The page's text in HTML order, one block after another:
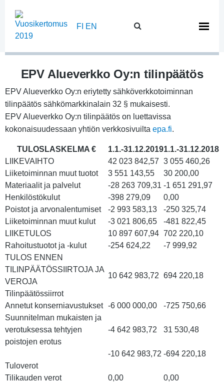
FI EN
EPV Alueverkko Oy:n tilinpäätös
EPV Alueverkko Oy:n eriytetty sähköverkkotoiminnan
tilinpäätös sähkömarkkinalain 32 § mukaisesti.
EPV Alueverkko Oy:n tilinpäätös on luettavissa
kokonaisuudessaan yhtiön verkkosivuilta epa.fi.
TULOSLASKELMA € 1.1.-31.12.20191.1.-31.12.2018
LIIKEVAIHTO
42 023 842,57 3 055 460,26
Liiketoiminnan muut tuotot
3 551 143,55
30 200,00
Materiaalit ja palvelut
-28 263 709,31 -1 651 291,97
Henkilöstökulut
-398 279,09
0,00
Poistot ja arvonalentumiset
-2 993 583,13
-250 325,74
Liiketoiminnan muut kulut
-3 021 806,65
-481 822,45
LIIKETULOS
10 897 607,94 702 220,10
Rahoitustuotot ja -kulut
-254 624,22
-7 999,92
TULOS ENNEN
TILINPÄÄTÖSSIIRTOJA JA
VEROJA
10 642 983,72 694 220,18
Tilinpäätössiirrot
Annetut konserniavustukset -6 000 000,00
-725 750,66
Suunnitelman mukaisten ja
verotuksessa tehtyjen
poistojen erotus
-4 642 983,72 31 530,48
-10 642 983,72 -694 220,18
Tuloverot
Tilikauden verot
0,00
0,00